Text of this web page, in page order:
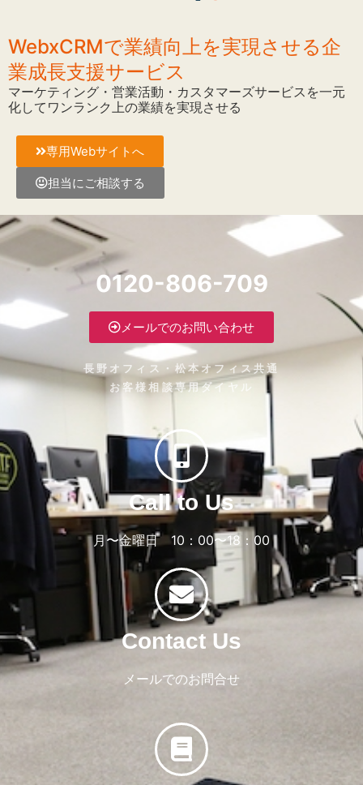
WebxCRMで業績向上を実現させる企
業成長支援サービス
マーケティング・営業活動・カスタマーズサービスを一元
化してワンランク上の業績を実現させる
専用Webサイトへ
担当にご相談する
0120-806-709
メールでのお問い合わせ
長野オフィス・松本オフィス共通
お客様相談専用ダイヤル
Call to Us
月〜金曜日 10：00〜18：00
Contact Us
メールでのお問合せ